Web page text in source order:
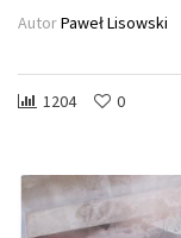
AutorPaweł Lisowski
1204 0